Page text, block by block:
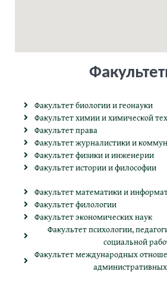
Факультет биологии и геонауки
Факультет химии и химической
Факультет права
Факультет журналистики и
Факультет физики и инженерии
Факультет истории и философии
Факультет математики и
Факультет филологии
Факультет экономических наук
Факультет психологии,
социальной
Факультет международных